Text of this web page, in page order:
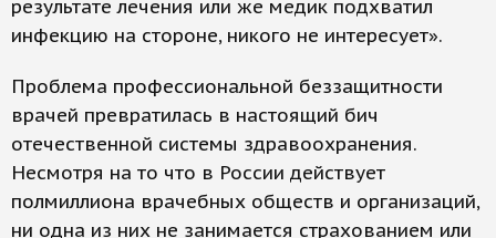
результате лечения или же медик подхватил
инфекцию на стороне, никого не интересует».
Проблема профессиональной беззащитности
врачей превратилась в настоящий бич
отечественной системы здравоохранения.
Несмотря на то что в России действует
полмиллиона врачебных обществ и организаций,
ни одна из них не занимается страхованием или